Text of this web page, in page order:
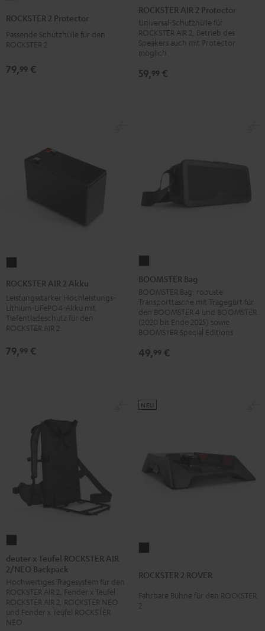
Protector
Schwarz
ROCKSTER 2 Protector
Passende Schutzhülle für den
ROCKSTER 2
79,99 €
AIR
2
Protector
Schwarz
ROCKSTER AIR 2 Protector
Universal-Schutzhülle für
ROCKSTER AIR 2, Betrieb des
Speakers auch mit Protector
möglich
59,99 €
Akku
Schwarz
ROCKSTER AIR 2 Akku
Leistungsstarker Hochleistungs-
Lithium-LiFePO4-Akku mit
Tiefentladeschutz für den
ROCKSTER AIR 2
79,99 €
Bag
Schwarz
BOOMSTER Bag
BOOMSTER Bag: robuste
Transporttasche mit Tragegurt für
den BOOMSTER 4 und BOOMSTER
(2020 bis Ende 2025) sowie
BOOMSTER Special Editions
49,99 €
Teufel
ROCKSTER
AIR
2/NEO
Backpack
deuter x Teufel ROCKSTER AIR
2/NEO Backpack
Hochwertiges Tragesystem für den
ROCKSTER AIR 2, Fender x Teufel
ROCKSTER AIR 2, ROCKSTER NEO
und Fender x Teufel ROCKSTER
NEO
ROVER
Schwarz
ROCKSTER 2 ROVER
Fahrbare Bühne für den ROCKSTER
2
NEU